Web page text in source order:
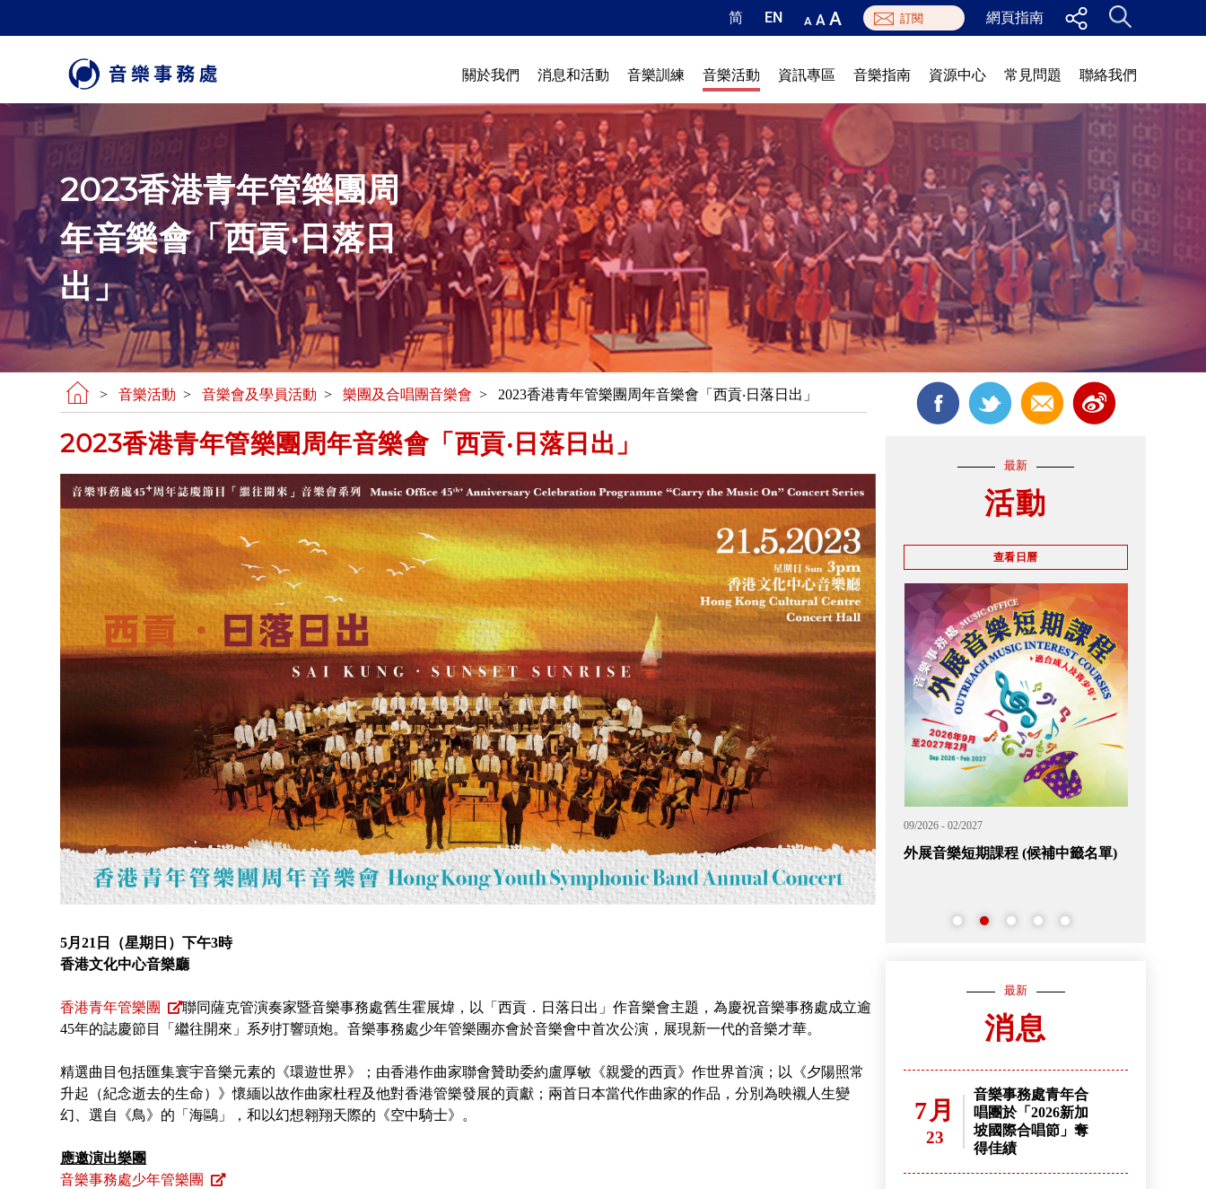
简 EN A A A 網頁指南
關於我們 消息和活動 音樂訓練 音樂活動 資訊專區 音樂指南 資源中心 常見問題 聯絡我們
2023香港青年管樂團周
年音樂會「西貢‧日落日
出」
>音樂活動 >音樂會及學員活動 >樂團及合唱團音樂會 > 2023香港青年管樂團周年音樂會「西貢‧日落日出」
2023香港青年管樂團周年音樂會「西貢‧日落日出」
5月21日（星期日）下午3時
香港文化中心音樂廳
香港青年管樂團
聯同薩克管演奏家暨音樂事務處舊生霍展煒，以「西貢．日落日出」作音樂會主題，為慶祝音樂事務處成立逾
45年的誌慶節目「繼往開來」系列打響頭炮。音樂事務處少年管樂團亦會於音樂會中首次公演，展現新一代的音樂才華。
精選曲目包括匯集寰宇音樂元素的《環遊世界》；由香港作曲家聯會贊助委約盧厚敏《親愛的西貢》作世界首演；以《夕陽照常
升起（紀念逝去的生命）》懷緬以故作曲家杜程及他對香港管樂發展的貢獻；兩首日本當代作曲家的作品，分別為映襯人生變
幻、選自《鳥》的「海鷗」，和以幻想翱翔天際的《空中騎士》。
應邀演出樂團
音樂事務處少年管樂團
最新
活動
查看日曆
05/2026 - 07/2027
2026-27音樂創演 MO x e-樂團 (6月
11日截止報名)
09/2026 - 12/2026
音樂展覽 – 古琴篇
09/2026 - 02/2027
外展音樂短期課程 (候補中籤名單)
最新
消息
7月
23
音樂事務處青年合
唱團於「2026新加
坡國際合唱節」奪
得佳績